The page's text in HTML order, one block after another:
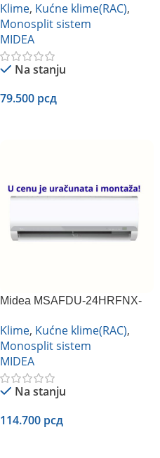
Klime, Kućne klime(RAC),
Monosplit sistem
MIDEA
Na stanju
79.500 рсд
Midea MSAFDU-24HRFNX-
Klime, Kućne klime(RAC),
Monosplit sistem
MIDEA
Na stanju
114.700 рсд